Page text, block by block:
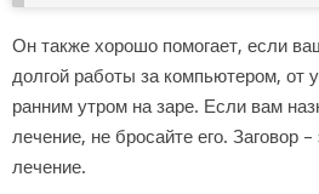
Он также хорошо помогает, если
долгой работы за компьютером, от
ранним утром на заре. Если вам
лечение, не бросайте его. Заговор
лечение.